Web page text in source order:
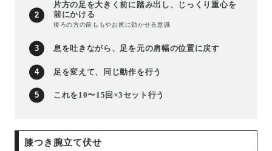
片方の足を大きく前に踏み出し、じっくり重心を
前にかける
後ろの方の前ももやお尻に効かせる意識
息を吐きながら、足を元の肩幅の位置に戻す
足を変えて、同じ動作を行う
これを10〜15回×3セット行う
膝つき腕立て伏せ